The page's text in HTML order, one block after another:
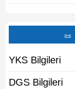
📜
YKS Bilgileri
DGS Bilgileri